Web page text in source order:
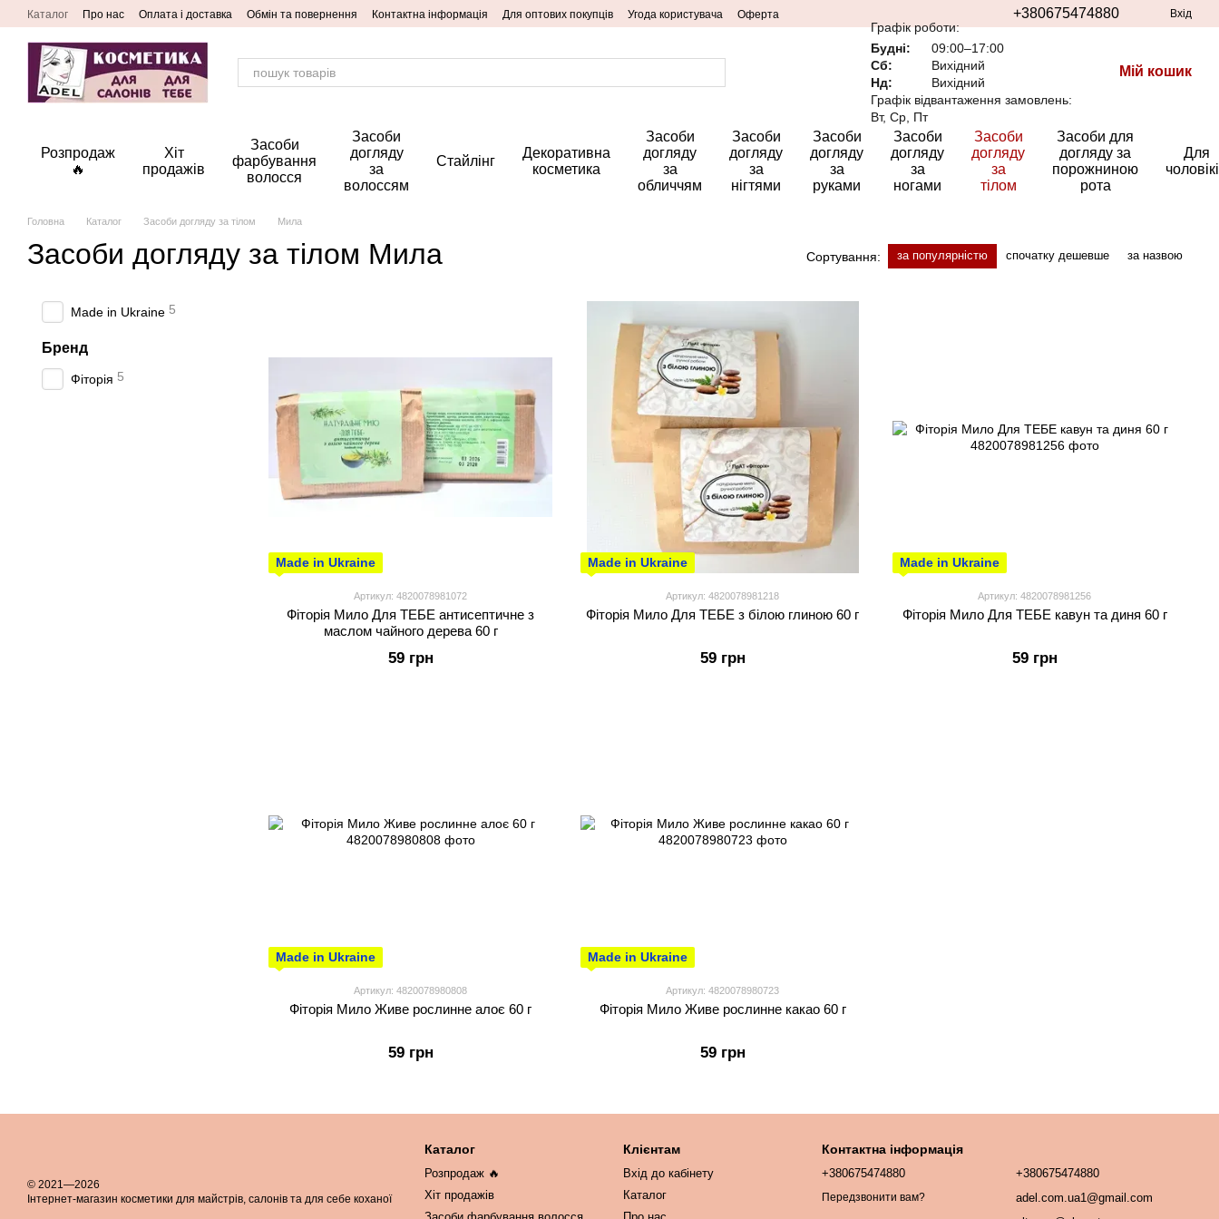
Перейти до основного контенту
Каталог Про нас Оплата і доставка Обмін та повернення Контактна інформація Для оптових покупців Угода користувача Оферта +380675474880 Вхід
Графік роботи:
Будні:
09:00–17:00
Сб:
Вихідний
Нд:
Вихідний
Графік відвантаження замовлень:
Вт, Ср, Пт
Мій кошик
Розпродаж
🔥
Хіт
продажів
Засоби
фарбування
волосся
Засоби
догляду
за
волоссям
Стайлінг
Декоративна
косметика
Засоби
догляду
за
обличчям
Засоби
догляду
за
нігтями
Засоби
догляду
за
руками
Засоби
догляду
за
ногами
Засоби
догляду
за
тілом
Засоби для
догляду за
порожниною
рота
Для
Головна Каталог Засоби догляду за тілом Мила
Засоби догляду за тілом Мила Сортування: за популярністю спочатку дешевше за назвою
Made in Ukraine
Артикул: 4820078981072
Фіторія Мило Для ТЕБЕ антисептичне з
маслом чайного дерева 60 г
59 грн
Made in Ukraine
Артикул: 4820078981218
Фіторія Мило Для ТЕБЕ з білою глиною 60 г
59 грн
Made in Ukraine
Артикул: 4820078981256
Фіторія Мило Для ТЕБЕ кавун та диня 60 г
59 грн
Made in Ukraine
Артикул: 4820078980808
Фіторія Мило Живе рослинне алоє 60 г
59 грн
Made in Ukraine
Артикул: 4820078980723
Фіторія Мило Живе рослинне какао 60 г
59 грн
Made in Ukraine 5
Бренд
Фіторія 5
© 2021—2026
Інтернет-магазин косметики для майстрів, салонів та для себе коханої
Каталог
Розпродаж 🔥
Хіт продажів
Клієнтам
Вхід до кабінету
Каталог
Контактна інформація
+380675474880
Передзвонити вам?
+380675474880
adel.com.ua1@gmail.com